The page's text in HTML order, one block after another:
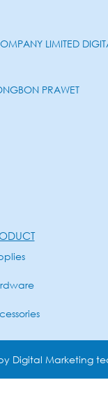
LIMITED
PRAWET
Digital Marketing